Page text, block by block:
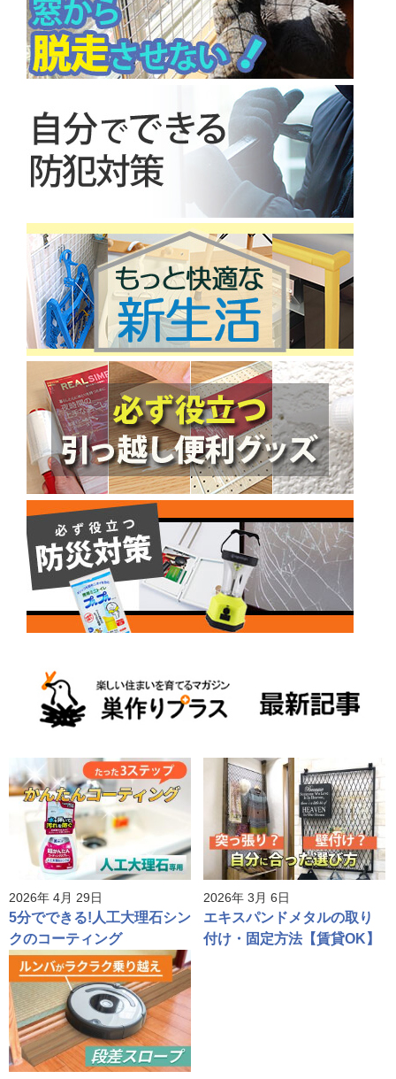
2026年 4月 29日
5分でできる!人工大理石シン
クのコーティング
2026年 3月 6日
エキスパンドメタルの取り
付け・固定方法【賃貸OK】